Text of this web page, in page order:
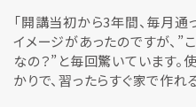
「開講当初から3年間、毎月通
イメージがあったのですが、”
なの？”と毎回驚いています。
かりで、習ったらすぐ家で作れ